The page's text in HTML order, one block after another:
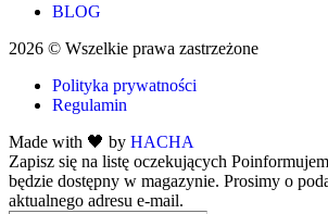
BLOG
2026 © Wszelkie prawa zastrzeżone
Polityka prywatności
Regulamin
Made with 🖤 by HACHA
Zapisz się na listę oczekujących
będzie dostępny w magazynie. Prosimy o
aktualnego adresu e-mail.